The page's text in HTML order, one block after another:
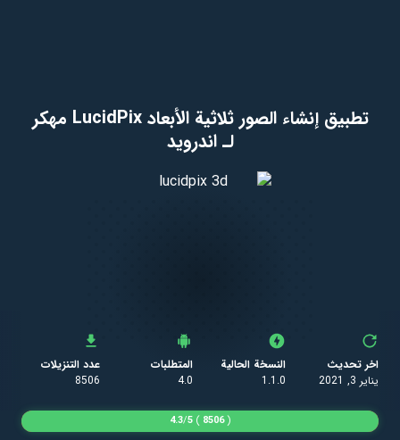
تطبيق إنشاء الصور ثلاثية الأبعاد LucidPix ‏مهكر
لـ اندرويد
اخر تحديث
يناير 3, 2021
النسخة الحالية
1.1.0
المتطلبات
4.0
عدد التنزيلات
8506
(
8506
)
4.3/5